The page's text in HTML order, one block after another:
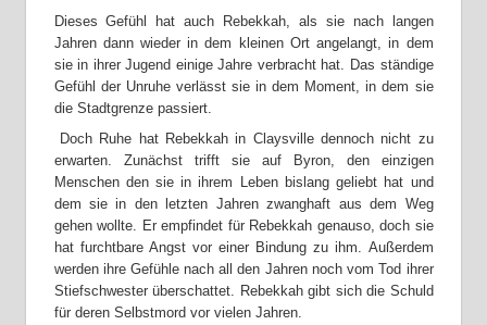
Dieses Gefühl hat auch Rebekkah, als sie nach langen
Jahren dann wieder in dem kleinen Ort angelangt, in dem
sie in ihrer Jugend einige Jahre verbracht hat. Das ständige
Gefühl der Unruhe verlässt sie in dem Moment, in dem sie
die Stadtgrenze passiert.
Doch Ruhe hat Rebekkah in Claysville dennoch nicht zu
erwarten. Zunächst trifft sie auf Byron, den einzigen
Menschen den sie in ihrem Leben bislang geliebt hat und
dem sie in den letzten Jahren zwanghaft aus dem Weg
gehen wollte. Er empfindet für Rebekkah genauso, doch sie
hat furchtbare Angst vor einer Bindung zu ihm. Außerdem
werden ihre Gefühle nach all den Jahren noch vom Tod ihrer
Stiefschwester überschattet. Rebekkah gibt sich die Schuld
für deren Selbstmord vor vielen Jahren.